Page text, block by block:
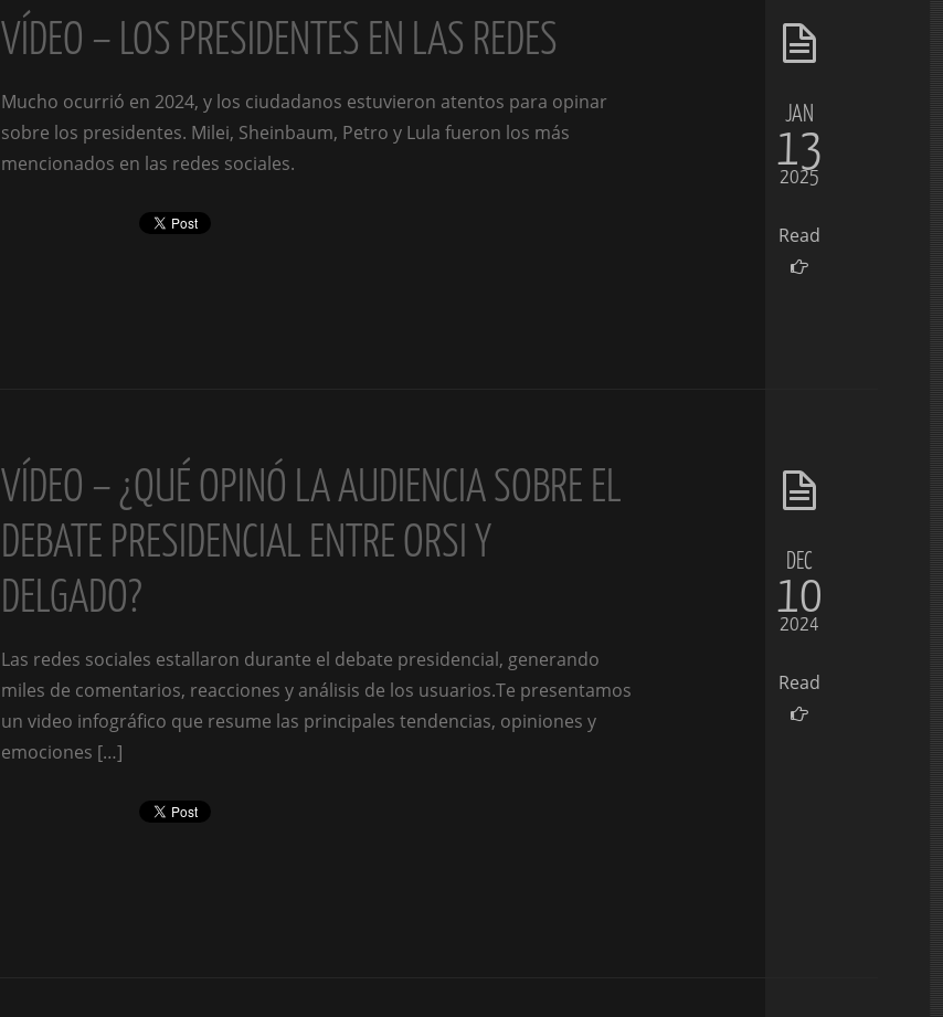
VÍDEO – LOS PRESIDENTES EN LAS REDES
Mucho ocurrió en 2024, y los ciudadanos estuvieron atentos para opinar
sobre los presidentes. Milei, Sheinbaum, Petro y Lula fueron los más
mencionados en las redes sociales.
JAN
13
2025
Read
VÍDEO – ¿QUÉ OPINÓ LA AUDIENCIA SOBRE EL
DEBATE PRESIDENCIAL ENTRE ORSI Y
DELGADO?
Las redes sociales estallaron durante el debate presidencial, generando
miles de comentarios, reacciones y análisis de los usuarios.Te presentamos
un video infográfico que resume las principales tendencias, opiniones y
emociones […]
DEC
10
2024
Read